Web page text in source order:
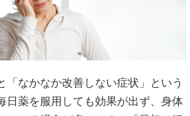
「なかなか改善しない症状」という
日薬を服用しても効果が出ず、身体